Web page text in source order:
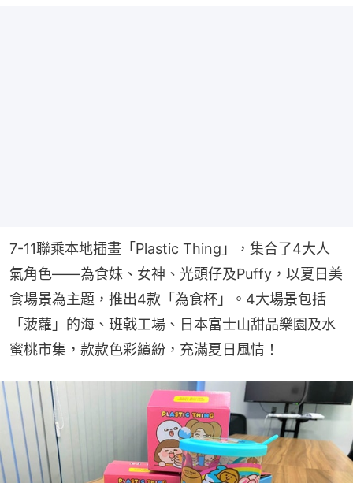
7-11聯乘本地插畫「Plastic Thing」，集合了4大人
氣角色——為食妹、女神、光頭仔及Puffy，以夏日美
食場景為主題，推出4款「為食杯」。4大場景包括
「菠蘿」的海、班戟工場、日本富士山甜品樂園及水
蜜桃市集，款款色彩繽紛，充滿夏日風情！